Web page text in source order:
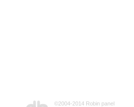
©2004-2014 Robin panel